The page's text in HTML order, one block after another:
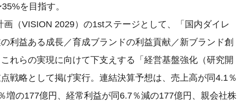
を目指す。
（VISION 2029）の1stステージとして、「国内ダイレ
利益ある成長／育成ブランドの利益貢献／新ブランド創
れらの実現に向けて下支えする「経営基盤強化（研究開
戦略として掲げ実行。連結決算予想は、売上高が同4.1％
増の177億円、経常利益が同6.7％減の177億円、親会社株